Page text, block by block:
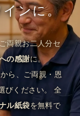
ンに。
両親お二人分セ
の感謝に。
ら、ご両親・恩
びください。 全
ル紙袋を無料で